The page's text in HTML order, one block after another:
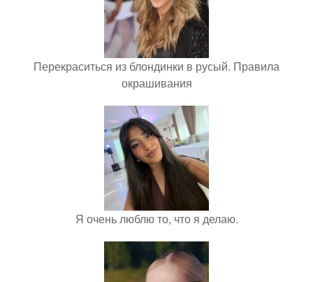
Перекраситься из блондинки в русый. Правила
окрашивания
Я очень люблю то, что я делаю.